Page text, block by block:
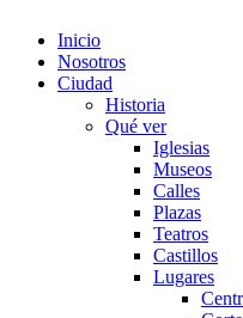
Inicio
Nosotros
Ciudad
Historia
Qué ver
Iglesias
Museos
Calles
Plazas
Teatros
Castillos
Lugares